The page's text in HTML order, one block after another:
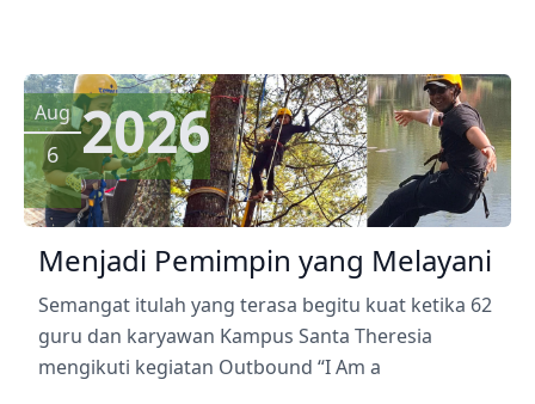
Aug
6 2026
Menjadi Pemimpin yang Melayani
Semangat itulah yang terasa begitu kuat ketika 62
guru dan karyawan Kampus Santa Theresia
mengikuti kegiatan Outbound “I Am a